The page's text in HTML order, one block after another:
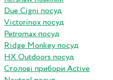
Due Cigni посуд
Victorinox посуд
Petromax посуд
Ridge Monkey посуд
HX Outdoors посуд
Столові прибори Active